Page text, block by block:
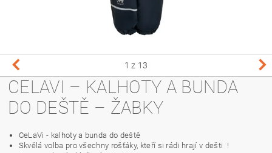
1 z 13
CELAVI – KALHOTY A BUNDA
DO DEŠTĚ – ŽABKY
CeLaVi - kalhoty a bunda do deště
Skvělá volba pro všechny rošťáky, kteří si rádi hrají v dešti !